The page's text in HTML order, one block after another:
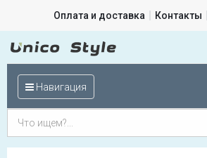
Оплата и доставка Контакты
Навигация